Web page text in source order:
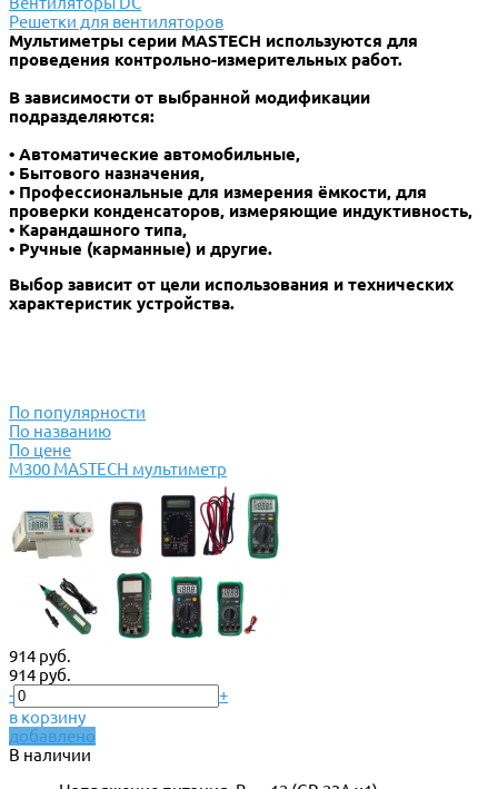
Решетки для вентиляторов
Мультиметры серии MASTECH используются для
проведения контрольно-измерительных работ.
В зависимости от выбранной модификации
подразделяются:
• Автоматические автомобильные,
• Бытового назначения,
• Профессиональные для измерения ёмкости, для
проверки конденсаторов, измеряющие индуктивность,
• Карандашного типа,
• Ручные (карманные) и другие.
Выбор зависит от цели использования и технических
характеристик устройства.
По популярности
По названию
По цене
M300 MASTECH мультиметр
914 руб.
914 руб.
-
+
в корзину
добавлено
В наличии